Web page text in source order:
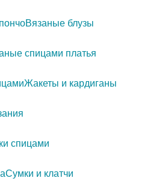
Вязаные блузы
спицами платья
Жакеты и кардиганы
спицами
Сумки и клатчи